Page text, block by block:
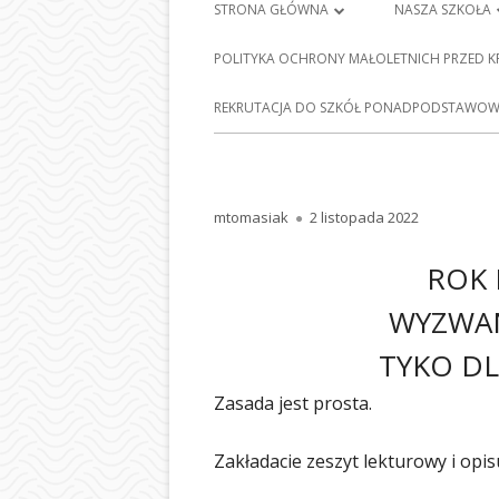
Menu
główne
STRONA GŁÓWNA
PLAN LEKCJI
DZIENNIK ELEKTRONICZNY E-
NASZA SZKOŁA
HISTORIA
BARCICACH
NASZEJ SZKOLE
SEKRETARIAT
PEDAGOG
POLITYKA OCHRONY MAŁOLETNICH PRZED
REKRUTACJA DO SZKÓŁ
Autor
mtomasiak Opublikowano
2 listopada 2022
ROK
TYKO
Zasada jest prosta.
Zakładacie zeszyt lekturowy i